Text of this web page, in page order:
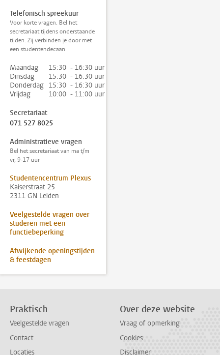
Telefonisch spreekuur
Voor korte vragen. Bel het
secretariaat tijdens onderstaande
tijden. Zij verbinden je door met
een studentendecaan
Maandag
15:30 - 16:30 uur
Dinsdag
15:30 - 16:30 uur
Donderdag 15:30 - 16:30 uur
Vrijdag
10:00 - 11:00 uur
Secretariaat
071 527 8025
Administratieve vragen
Bel het secretariaat van ma t/m
vr, 9-17 uur
Studentencentrum Plexus
Kaiserstraat 25
2311 GN Leiden
Veelgestelde vragen over
studeren met een
functiebeperking
Afwijkende openingstijden
& feestdagen
Praktisch
Veelgestelde vragen
Contact
Locaties
Over deze website
Vraag of opmerking
Cookies
Disclaimer